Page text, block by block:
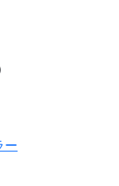
ー